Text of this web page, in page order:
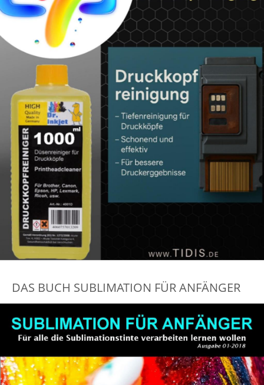
DAS BUCH SUBLIMATION FÜR ANFÄNGER